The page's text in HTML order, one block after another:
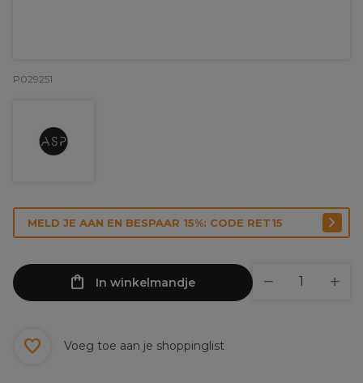
P029251
MELD JE AAN EN BESPAAR 15%: CODE RET15
In winkelmandje
Voeg toe aan je shoppinglist